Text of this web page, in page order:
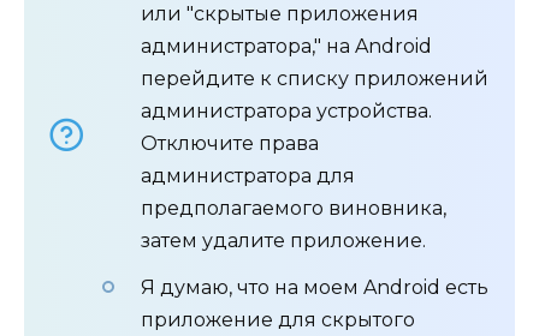
или "скрытые приложения
администратора," на Android
перейдите к списку приложений
администратора устройства.
Отключите права
администратора для
предполагаемого виновника,
затем удалите приложение.
Я думаю, что на моем Android есть
приложение для скрытого